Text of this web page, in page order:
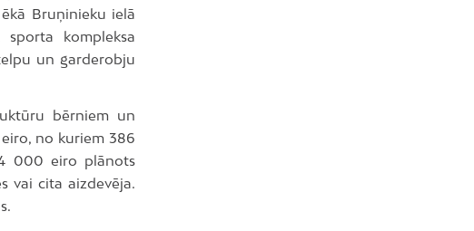
Bruņinieku ielā
kompleksa
un garderobju
bērniem un
no kuriem 386
000 eiro plānots
vai cita aizdevēja.